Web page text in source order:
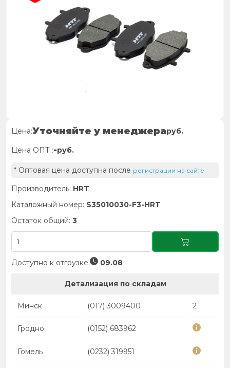
Цена:Уточняйте у менеджераруб.
Цена ОПТ :-руб.
* Оптовая цена доступна после регистрации на сайте
Производитель: HRT
Каталожный номер: S35010030-F3-HRT
Остаток общий: 3
Доступно к отгрузке: 09.08
Детализация по складам
Минск (017) 3009400 2
Гродно (0152) 683962
Гомель (0232) 319951